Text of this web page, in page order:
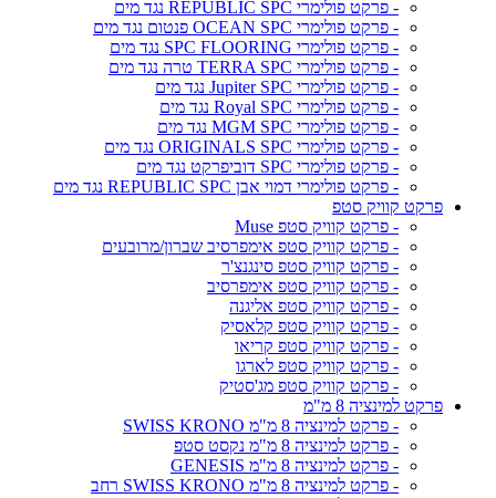
- פרקט פולימרי REPUBLIC SPC נגד מים
- פרקט פולימרי OCEAN SPC פנטום נגד מים
- פרקט פולימרי SPC FLOORING נגד מים
- פרקט פולימרי TERRA SPC טרה נגד מים
- פרקט פולימרי Jupiter SPC נגד מים
- פרקט פולימרי Royal SPC נגד מים
- פרקט פולימרי MGM SPC נגד מים
- פרקט פולימרי ORIGINALS SPC נגד מים
- פרקט פולימרי SPC דוביפרקט נגד מים
- פרקט פולימרי דמוי אבן REPUBLIC SPC נגד מים
פרקט קוויק סטפ
- פרקט קוויק סטפ Muse
- פרקט קוויק סטפ אימפרסיב שברון/מרובעים
- פרקט קוויק סטפ סינגנצ'ר
- פרקט קוויק סטפ אימפרסיב
- פרקט קוויק סטפ אליגנה
- פרקט קוויק סטפ קלאסיק
- פרקט קוויק סטפ קריאו
- פרקט קוויק סטפ לארגו
- פרקט קוויק סטפ מג'סטיק
פרקט למינציה 8 מ"מ
- פרקט למינציה 8 מ"מ SWISS KRONO
- פרקט למינציה 8 מ"מ נקסט סטפ
- פרקט למינציה 8 מ"מ GENESIS
- פרקט למינציה 8 מ"מ SWISS KRONO רחב